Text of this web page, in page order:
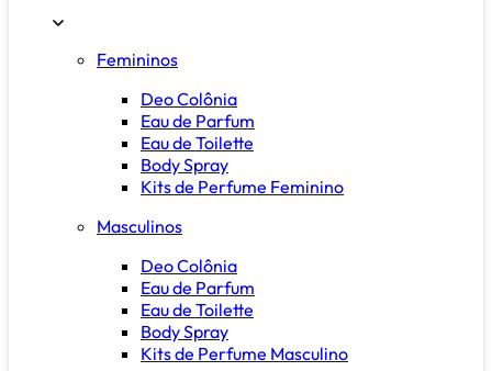
Femininos
Deo Colônia
Eau de Parfum
Eau de Toilette
Body Spray
Kits de Perfume Feminino
Masculinos
Deo Colônia
Eau de Parfum
Eau de Toilette
Body Spray
Kits de Perfume Masculino